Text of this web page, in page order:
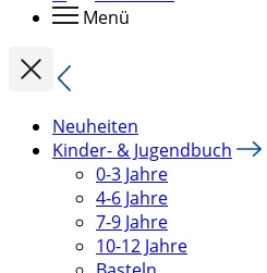
Menü
Neuheiten
Kinder- & Jugendbuch
0-3 Jahre
4-6 Jahre
7-9 Jahre
10-12 Jahre